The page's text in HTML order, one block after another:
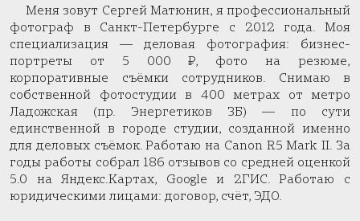
Меня зовут Сергей Матюнин, я профессиональный
фотограф в Санкт-Петербурге с 2012 года. Моя
специализация — деловая фотография: бизнес-
портреты от 5 000 ₽, фото на резюме,
корпоративные съёмки сотрудников. Снимаю в
собственной фотостудии в 400 метрах от метро
Ладожская (пр. Энергетиков 3Б) — по сути
единственной в городе студии, созданной именно
для деловых съёмок. Работаю на Canon R5 Mark II. За
годы работы собрал 186 отзывов со средней оценкой
5.0 на Яндекс.Картах, Google и 2ГИС. Работаю с
юридическими лицами: договор, счёт, ЭДО.